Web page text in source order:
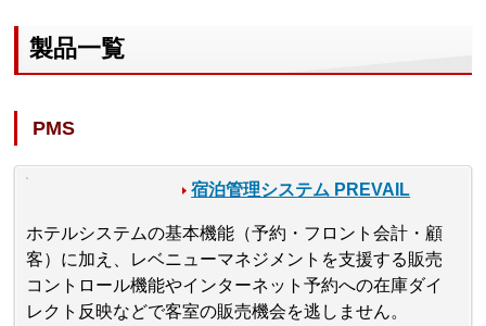
製品一覧
PMS
宿泊管理システム PREVAIL
ホテルシステムの基本機能（予約・フロント会計・顧
客）に加え、レベニューマネジメントを支援する販売
コントロール機能やインターネット予約への在庫ダイ
レクト反映などで客室の販売機会を逃しません。